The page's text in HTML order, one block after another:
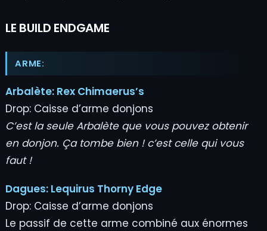
LE BUILD ENDGAME
ARME:
Arbalète:Rex Chimaerus’s
Drop: Caisse d’arme donjons
C’est la seule Arbalète que vous pouvez obtenir
en donjon. Ça tombe bien ! c’est celle qui vous
faut !
Dagues:Lequirus Thorny Edge
Drop: Caisse d’arme donjons
Le passif de cette arme combiné aux énormes